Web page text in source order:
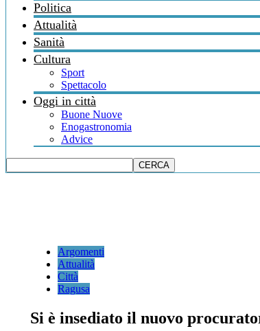
Politica
Attualità
Sanità
Cultura
Sport
Spettacolo
Oggi in città
Buone Nuove
Enogastronomia
Advice
Argomenti
Attualità
Città
Ragusa
Si è insediato il nuovo